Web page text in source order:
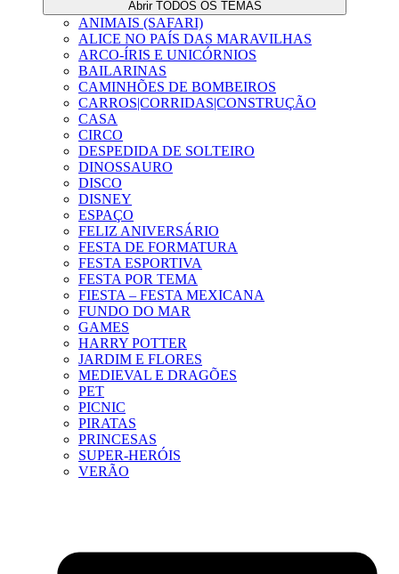
Abrir TODOS OS TEMAS
ANIMAIS (SAFARI)
ALICE NO PAÍS DAS MARAVILHAS
ARCO-ÍRIS E UNICÓRNIOS
BAILARINAS
CAMINHÕES DE BOMBEIROS
CARROS|CORRIDAS|CONSTRUÇÃO
CASA
CIRCO
DESPEDIDA DE SOLTEIRO
DINOSSAURO
DISCO
DISNEY
ESPAÇO
FELIZ ANIVERSÁRIO
FESTA DE FORMATURA
FESTA ESPORTIVA
FESTA POR TEMA
FIESTA – FESTA MEXICANA
FUNDO DO MAR
GAMES
HARRY POTTER
JARDIM E FLORES
MEDIEVAL E DRAGÕES
PET
PICNIC
PIRATAS
PRINCESAS
SUPER-HERÓIS
VERÃO